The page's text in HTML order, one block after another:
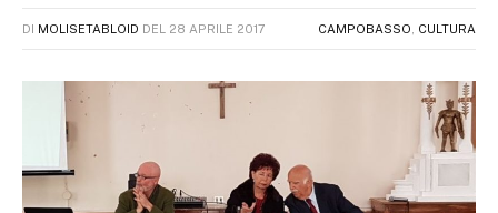
DI MOLISETABLOID DEL 28 APRILE 2017 CAMPOBASSO CULTURA